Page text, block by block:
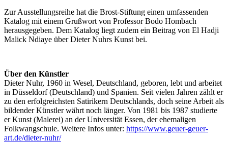
Zur Ausstellungsreihe hat die Brost-Stiftung einen umfassenden
Katalog mit einem Grußwort von Professor Bodo Hombach
herausgegeben. Dem Katalog liegt zudem ein Beitrag von El Hadji
Malick Ndiaye über Dieter Nuhrs Kunst bei.
Über den Künstler
Dieter Nuhr, 1960 in Wesel, Deutschland, geboren, lebt und arbeitet
in Düsseldorf (Deutschland) und Spanien. Seit vielen Jahren zählt er
zu den erfolgreichsten Satirikern Deutschlands, doch seine Arbeit als
bildender Künstler währt noch länger. Von 1981 bis 1987 studierte
er Kunst (Malerei) an der Universität Essen, der ehemaligen
Folkwangschule. Weitere Infos unter: https://www.geuer-geuer-
art.de/dieter-nuhr/